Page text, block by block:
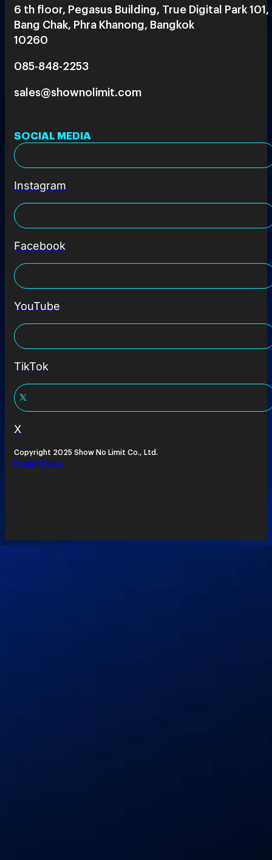
6 th floor, Pegasus Building, True Digital Park 101,
Bang Chak, Phra Khanong, Bangkok
10260
085-848-2253
sales@shownolimit.com
SOCIAL MEDIA
Instagram
Facebook
YouTube
TikTok
X
Copyright 2025 Show No Limit Co., Ltd.
Privacy Policy